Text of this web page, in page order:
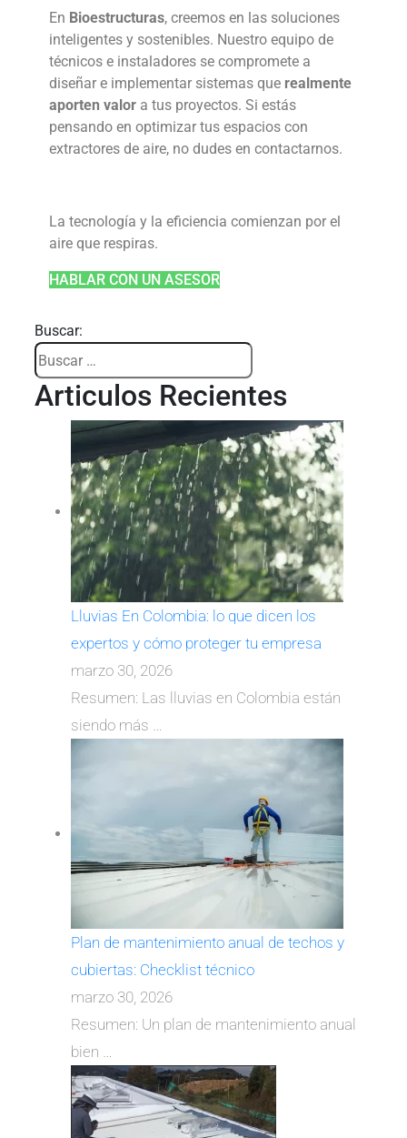
En Bioestructuras, creemos en las soluciones
inteligentes y sostenibles. Nuestro equipo de
técnicos e instaladores se compromete a
diseñar e implementar sistemas que realmente
aporten valor a tus proyectos. Si estás
pensando en optimizar tus espacios con
extractores de aire, no dudes en contactarnos.
La tecnología y la eficiencia comienzan por el
aire que respiras.
HABLAR CON UN ASESOR
Buscar:
Articulos Recientes
Lluvias En Colombia: lo que dicen los
expertos y cómo proteger tu empresa
marzo 30, 2026
Resumen: Las lluvias en Colombia están
siendo más …
Plan de mantenimiento anual de techos y
cubiertas: Checklist técnico
marzo 30, 2026
Resumen: Un plan de mantenimiento anual
bien …